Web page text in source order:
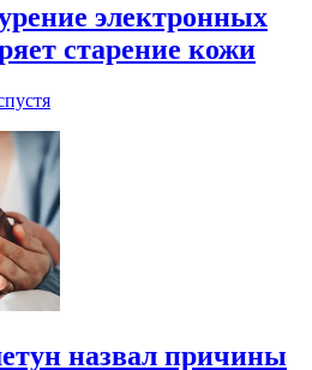
электронных
старение кожи
назвал причины